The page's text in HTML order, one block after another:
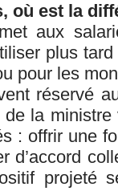
où est la
aux
plus
pour les
réservé
la ministre
: offrir une
d’accord
projeté